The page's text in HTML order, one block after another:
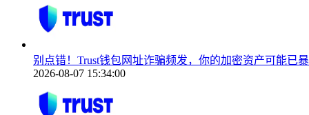
别点错！Trust钱包网址诈骗频发，你的加密资产可能已
2026-08-07 15:34:00